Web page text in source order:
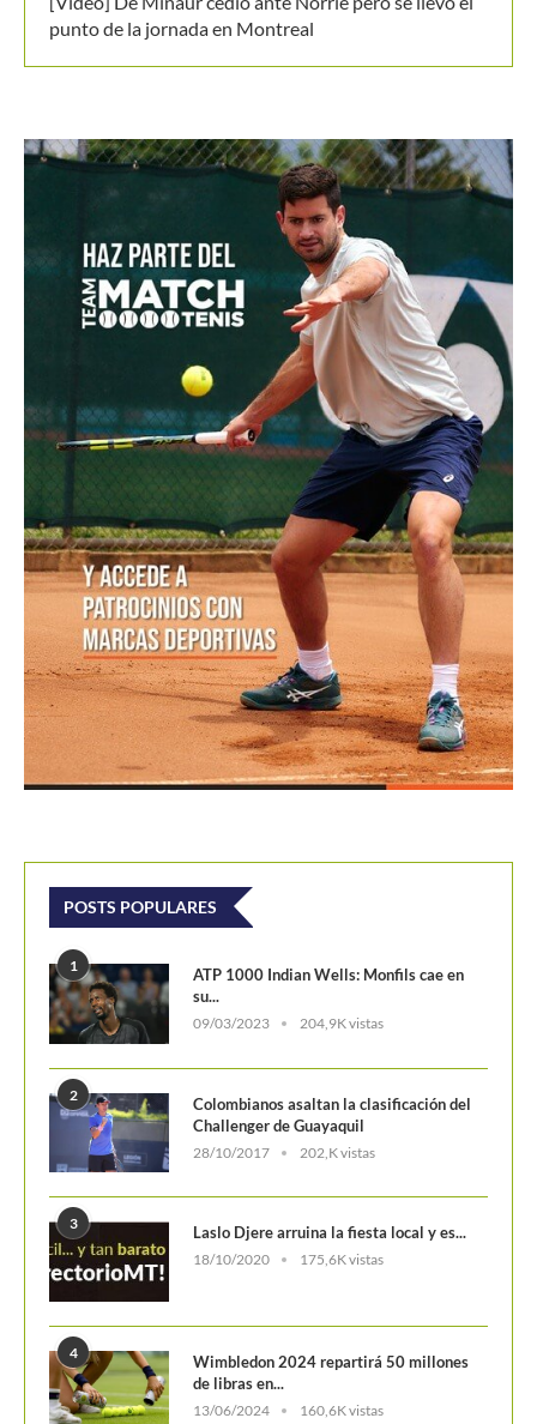
Jódar le repite la dosis a Musetti y se anota en
1996: Conozca de que se trata
Emanuela Lares y Alicia Londoño, colombianas
nacidas en Estados Unidos, ilusionan al tenis nacional
Ben Shelton, a por un hito no visto en Montreal desde
hace tres décadas
[Video] De Miñaur cedió ante Norrie pero se llevó el
punto de la jornada en Montreal
POSTS POPULARES
ATP 1000 Indian Wells: Monfils cae en
09/03/2023